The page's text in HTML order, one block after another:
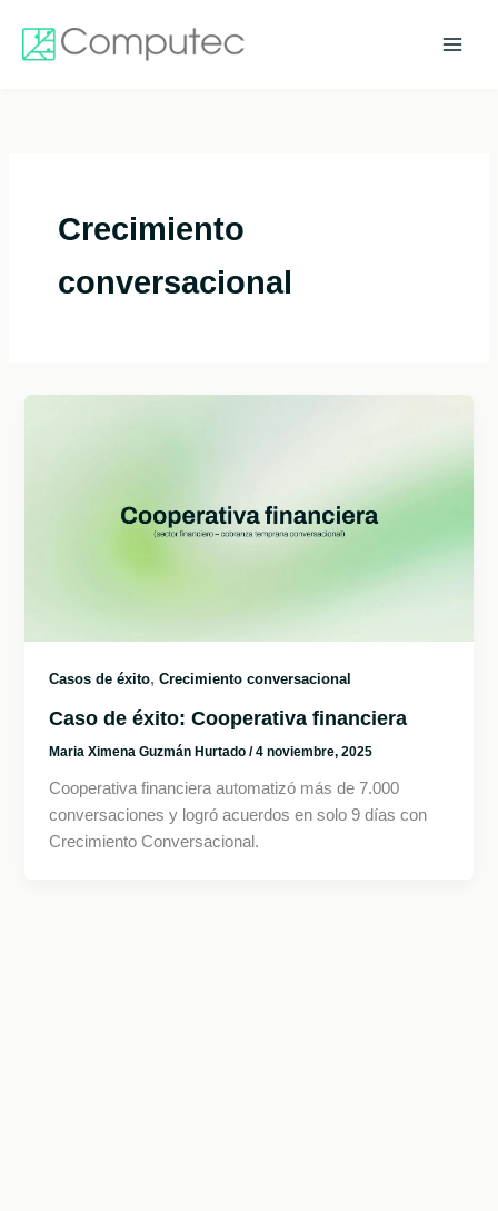
contenido
Crecimiento
conversacional
Casos de éxito,Crecimiento conversacional
Caso de éxito: Cooperativa financiera
Maria Ximena Guzmán Hurtado/4 noviembre, 2025
Cooperativa financiera automatizó más de 7.000
conversaciones y logró acuerdos en solo 9 días con
Crecimiento Conversacional.